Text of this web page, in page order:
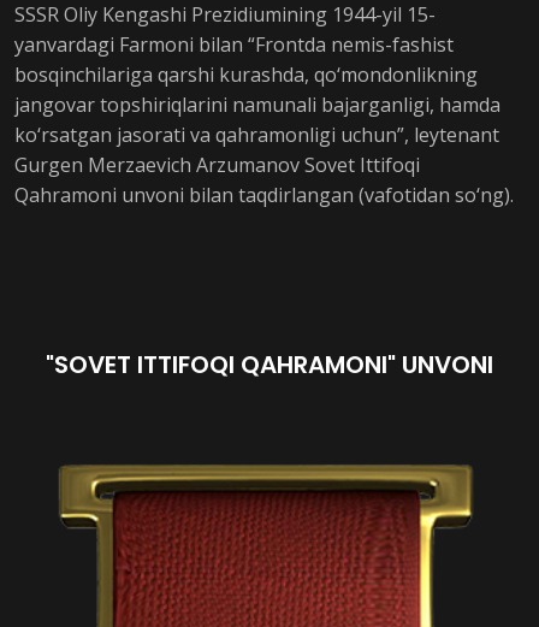
SSSR Oliy Kengashi Prezidiumining 1944-yil 15-
yanvardagi Farmoni bilan “Frontda nemis-fashist
bosqinchilariga qarshi kurashda, qo‘mondonlikning
jangovar topshiriqlarini namunali bajarganligi, hamda
ko‘rsatgan jasorati va qahramonligi uchun”, leytenant
Gurgen Merzaevich Arzumanov Sovet Ittifoqi
Qahramoni unvoni bilan taqdirlangan (vafotidan so‘ng).
"SOVET ITTIFOQI QAHRAMONI" UNVONI